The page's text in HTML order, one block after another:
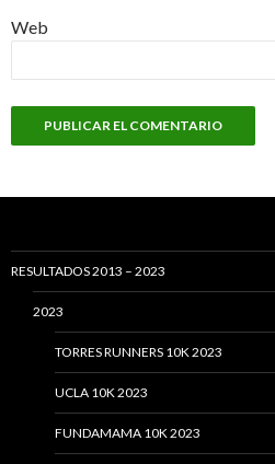
Web
RESULTADOS 2013 – 2023
2023
TORRES RUNNERS 10K 2023
UCLA 10K 2023
FUNDAMAMA 10K 2023